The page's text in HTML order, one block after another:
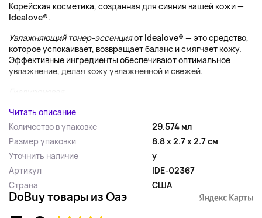
Корейская косметика, созданная для сияния вашей кожи —
Idealove®.
Увлажняющий тонер-эссенцияот Idealove® — это средство,
которое успокаивает, возвращает баланс и смягчает кожу.
Эффективные ингредиенты обеспечивают оптимальное
увлажнение, делая кожу увлажненной и свежей.
Гиалуроновая ...
Читать описание
Количество в упаковке
29.574 мл
Размер упаковки
8.8 x 2.7 x 2.7 см
Уточнить наличие
y
Артикул
IDE-02367
Страна
США